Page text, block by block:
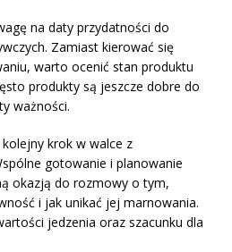
na daty przydatności do
Zamiast kierować się
warto ocenić stan produktu
produkty są jeszcze dobre do
ważności.
krok w walce z
gotowanie i planowanie
okazją do rozmowy o tym,
i jak unikać jej marnowania.
jedzenia oraz szacunku dla